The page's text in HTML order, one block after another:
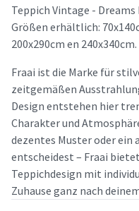
Teppich Vintage -
Größen erhältlich:
200x290cm en 240x340cm.
Fraai ist die Marke für
zeitgemäßen
Design entstehen hier
Charakter und
dezentes Muster oder ein
entscheidest – Fraai
Teppichdesign mit
Zuhause ganz nach